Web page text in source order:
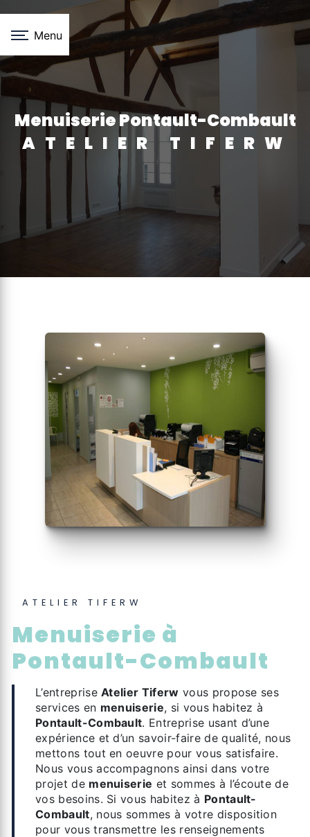
Menu
menuiserie Pontault-Combault
ATELIER TIFERW
ATELIER TIFERW
menuiserie à
Pontault-Combault
L’entrepriseAtelier Tiferw vous propose ses
services en menuiserie, si vous habitez à
Pontault-Combault. Entreprise usant d’une
expérience et d’un savoir-faire de qualité, nous
mettons tout en oeuvre pour vous satisfaire.
Nous vous accompagnons ainsi dans votre
projet de menuiserie et sommes à l’écoute de
vos besoins. Si vous habitez à Pontault-
Combault, nous sommes à votre disposition
pour vous transmettre les renseignements
Panneau de gestion des cookies